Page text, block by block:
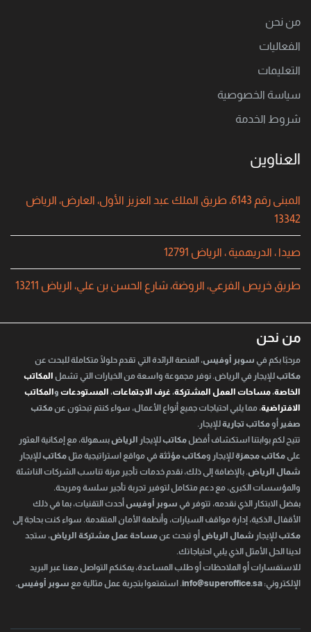
من نحن
الفعاليات
التعليمات
سياسة الخصوصية
شروط الخدمة
العناوين
المبنى رقم 6143، طريق الملك عبد العزيز الأول، العارض، الرياض
13342
صيدا ، الدريهمية ، الرياض 12791
طريق خريص الفرعي، الروضة، شارع الحسن بن علي، الرياض 13211
من نحن
مرحبًا بكم في سوبر أوفيس، المنصة الرائدة التي تقدم حلولًا متكاملة للبحث عن
مكاتبللإيجار في الرياض. نوفر مجموعة واسعة من الخيارات التي تشمل المكاتب
الخاصة،مساحات العمل المشتركة،غرف الاجتماعات، المستودعات والمكاتب
الافتراضية، مما يلبي احتياجات جميع أنواع الأعمال، سواء كنتم تبحثون عنمكتب
صغير أومكاتب تجاريةللإيجار.
تتيح لكم بوابتنا استكشاف أفضل مكاتبللإيجار الرياضبسهولة، مع إمكانية العثور
علىمكاتب مجهزةللإيجار ومكاتب مؤثثة في مواقع استراتيجية مثل مكاتبللإيجار
شمال الرياض. بالإضافة إلى ذلك، نقدم خدمات تأجير مرنة تناسب الشركات الناشئة
والمؤسسات الكبرى، مع دعم متكامل لتوفير تجربة تأجير سلسة ومريحة.
بفضل الابتكار الذي نقدمه، تتوفر في سوبر أوفيسأحدث التقنيات، بما في ذلك
الأقفال الذكية، إدارة مواقف السيارات، وأنظمة الأمان المتقدمة. سواء كنت بحاجة إلى
مكتبللإيجار شمال الرياضأو تبحث عنمساحة عمل مشتركة الرياض، ستجد
لدينا الحل الأمثل الذي يلبي احتياجاتك.
للاستفسارات أو الملاحظات أو طلب المساعدة، يمكنكم التواصل معنا عبر البريد
الإلكتروني: info@superoffice.sa. استمتعوا بتجربة عمل مثالية مع سوبر أوفيس.